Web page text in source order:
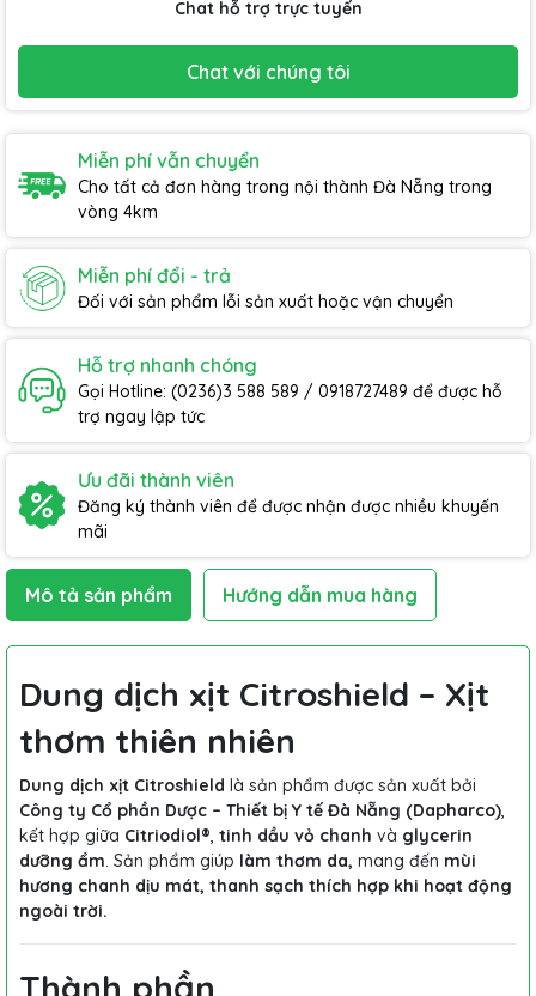
Chat hỗ trợ trực tuyến
Chat với chúng tôi
Miễn phí vẫn chuyển
Cho tất cả đơn hàng trong nội thành Đà Nẵng trong
vòng 4km
Miễn phí đổi - trả
Đối với sản phẩm lỗi sản xuất hoặc vận chuyển
Hỗ trợ nhanh chóng
Gọi Hotline: (0236)3 588 589 / 0918727489 để được hỗ
trợ ngay lập tức
Ưu đãi thành viên
Đăng ký thành viên để được nhận được nhiều khuyến
mãi
Mô tả sản phẩm Hướng dẫn mua hàng
Dung dịch xịt Citroshield – Xịt
thơm thiên nhiên
Dung dịch xịt Citroshield là sản phẩm được sản xuất bởi
Công ty Cổ phần Dược – Thiết bị Y tế Đà Nẵng (Dapharco),
kết hợp giữa Citriodiol®, tinh dầu vỏ chanh và glycerin
dưỡng ẩm. Sản phẩm giúp làm thơm da, mang đến mùi
hương chanh dịu mát, thanh sạch thích hợp khi hoạt động
ngoài trời.
Thành phần